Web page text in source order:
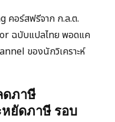
คอร์สฟรีจาก ก.ล.ต.
ฉบับแปลไทย พอดแค
ของนักวิเคราะห์
ดภาษี
ยัดภาษี รอบ